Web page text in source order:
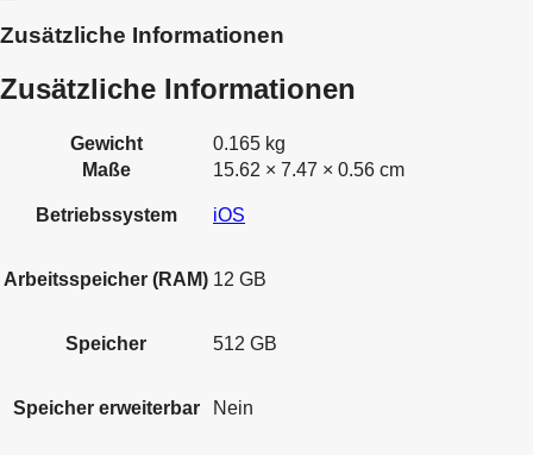
Zusätzliche Informationen
Zusätzliche Informationen
Gewicht
0.165 kg
Maße
15.62 × 7.47 × 0.56 cm
Betriebssystem iOS
Arbeitsspeicher (RAM) 12 GB
Speicher 512 GB
Speicher erweiterbar Nein